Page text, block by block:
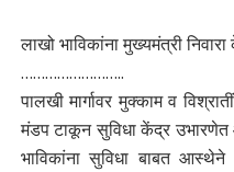
लाखो भाविकांना मुख्यमंत्री
……………………..
पालखी मार्गावर मुक्काम व
मंडप टाकून सुविधा केंद्र
भाविकांना सुविधा बाबत आस्थेने